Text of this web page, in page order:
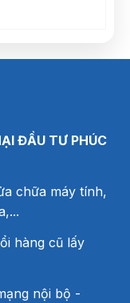
ĐẦU TƯ PHÚC
chữa máy tính,
hàng cũ lấy
nội bộ -